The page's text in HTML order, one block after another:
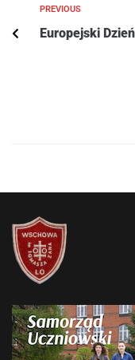
PREVIOUS
Europejski